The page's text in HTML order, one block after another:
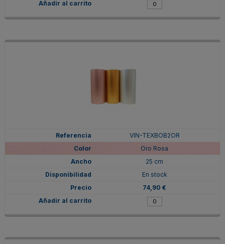
VIN-TEXBOB2OR
Oro Rosa
25 cm
En stock
74,90 €